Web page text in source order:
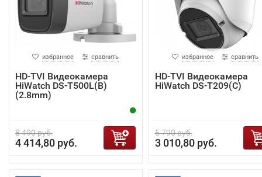
избранное сравнить
HD-TVI Видеокамера
HiWatch DS-T500L(B)
(2.8mm)
8 490 руб.
4 414,80 руб.
избранное сравнить
HD-TVI Видеокамера
HiWatch DS-T209(С)
5 790 руб.
3 010,80 руб.